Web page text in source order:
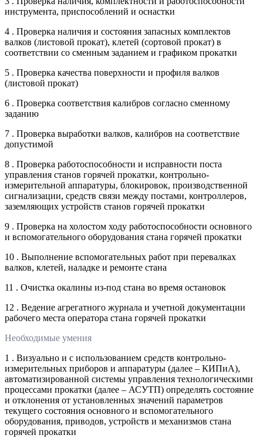
инструмента, приспособлений и оснастки
4 . Проверка наличия и состояния запасных комплектов
валков (листовой прокат), клетей (сортовой прокат) в
соответствии со сменным заданием и графиком прокатки
5 . Проверка качества поверхности и профиля валков
(листовой прокат)
6 . Проверка соответствия калибров согласно сменному
заданию
7 . Проверка выработки валков, калибров на соответствие
допустимой
8 . Проверка работоспособности и исправности поста
управления станов горячей прокатки, контрольно-
измерительной аппаратуры, блокировок, производственной
сигнализации, средств связи между постами, контроллеров,
заземляющих устройств станов горячей прокатки
9 . Проверка на холостом ходу работоспособности основного
и вспомогательного оборудования стана горячей прокатки
10 . Выполнение вспомогательных работ при перевалках
валков, клетей, наладке и ремонте стана
11 . Очистка окалины из-под стана во время остановок
12 . Ведение агрегатного журнала и учетной документации
рабочего места оператора стана горячей прокатки
Необходимые умения
1 . Визуально и с использованием средств контрольно-
измерительных приборов и аппаратуры (далее – КИПиА),
автоматизированной системы управления технологическими
процессами прокатки (далее – АСУТП) определять состояние
и отклонения от установленных значений параметров
текущего состояния основного и вспомогательного
оборудования, приводов, устройств и механизмов стана
горячей прокатки